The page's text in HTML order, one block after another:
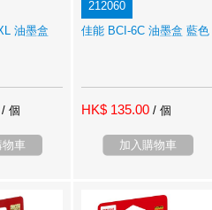
油墨盒
/ 個
物車
212060
佳能 BCI-6C 油墨盒 藍色
HK$ 135.00 / 個
加入購物車